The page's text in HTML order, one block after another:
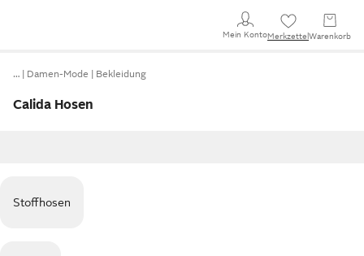
Mein KontoMerkzettel Warenkorb
… Damen-Mode Bekleidung
Calida Hosen
Stoffhosen